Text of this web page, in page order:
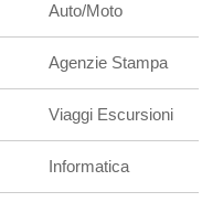
Auto/Moto
Agenzie Stampa
Viaggi Escursioni
Informatica